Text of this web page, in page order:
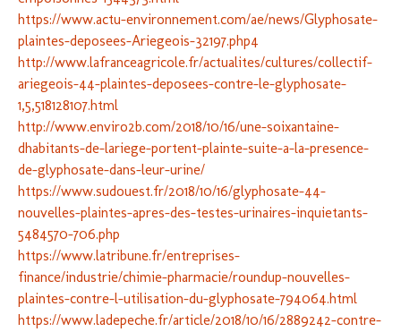
https://www.actu-environnement.com/ae/news/Glyphosate-
plaintes-deposees-Ariegeois-32197.php4
http://www.lafranceagricole.fr/actualites/cultures/collectif-
ariegeois-44-plaintes-deposees-contre-le-glyphosate-
1,5,518128107.html
http://www.enviro2b.com/2018/10/16/une-soixantaine-
dhabitants-de-lariege-portent-plainte-suite-a-la-presence-
de-glyphosate-dans-leur-urine/
https://www.sudouest.fr/2018/10/16/glyphosate-44-
nouvelles-plaintes-apres-des-testes-urinaires-inquietants-
5484570-706.php
https://www.latribune.fr/entreprises-
finance/industrie/chimie-pharmacie/roundup-nouvelles-
plaintes-contre-l-utilisation-du-glyphosate-794064.html
https://www.ladepeche.fr/article/2018/10/16/2889242-contre-